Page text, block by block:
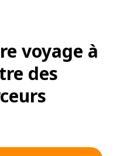
voyage à
des